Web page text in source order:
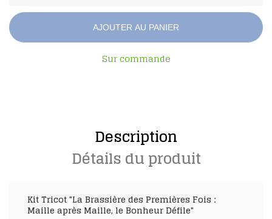
AJOUTER AU PANIER
Sur commande
Description
Détails du produit
Kit Tricot "La Brassière des Premières Fois :
Maille après Maille, le Bonheur Défile"